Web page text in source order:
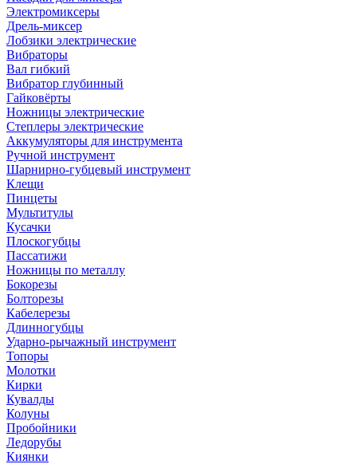
Электромиксеры
Дрель-миксер
Лобзики электрические
Вибраторы
Вал гибкий
Вибратор глубинный
Гайковёрты
Ножницы электрические
Степлеры электрические
Аккумуляторы для инструмента
Ручной инструмент
Шарнирно-губцевый инструмент
Клещи
Пинцеты
Мультитулы
Кусачки
Плоскогубцы
Пассатижи
Ножницы по металлу
Бокорезы
Болторезы
Кабелерезы
Длинногубцы
Ударно-рычажный инструмент
Топоры
Молотки
Кирки
Кувалды
Колуны
Пробойники
Ледорубы
Киянки